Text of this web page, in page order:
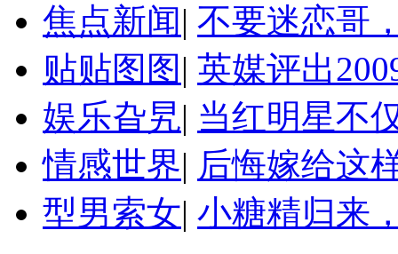
焦点新闻| 不要迷恋哥
贴贴图图 | 英媒评出
娱乐旮旯| 当红明星不
情感世界| 后悔嫁给这
型男索女| 小糖精归来